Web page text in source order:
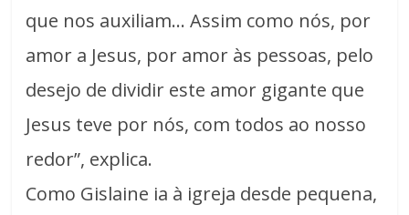
que nos auxiliam… Assim como nós, por
amor a Jesus, por amor às pessoas, pelo
desejo de dividir este amor gigante que
Jesus teve por nós, com todos ao nosso
redor”, explica.
Como Gislaine ia à igreja desde pequena,